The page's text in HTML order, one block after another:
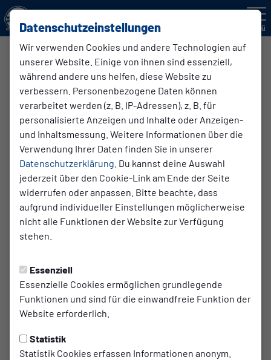
Datenschutzeinstellungen
Wir verwenden Cookies und andere Technologien auf
unserer Website. Einige von ihnen sind essenziell,
während andere uns helfen, diese Website zu
verbessern. Personenbezogene Daten können
verarbeitet werden (z. B. IP-Adressen), z. B. für
personalisierte Anzeigen und Inhalte oder Anzeigen-
und Inhaltsmessung. Weitere Informationen über die
Verwendung Ihrer Daten finden Sie in unserer
Datenschutzerklärung . Du kannst deine Auswahl
jederzeit über den Cookie-Link am Ende der Seite
widerrufen oder anpassen. Bitte beachte, dass
aufgrund individueller Einstellungen möglicherweise
nicht alle Funktionen der Website zur Verfügung
stehen.
Essenziell
Essenzielle Cookies ermöglichen grundlegende
Funktionen und sind für die einwandfreie Funktion der
Website erforderlich.
Statistik
Statistik Cookies erfassen Informationen anonym.
Menü
stehend v.l. Robert Coppenrath, Klaus Jüschke, Ludger
Bitters, Werner Tengelder, Jockel Krasenbrink,Klaus
Wieczorek knieend v.l. Klaus Kraft, Joachim Weidemann Es
fehlen: Peter Zavodsky, Frank Booms, Andreas
Hollands, Hansi Kräbber